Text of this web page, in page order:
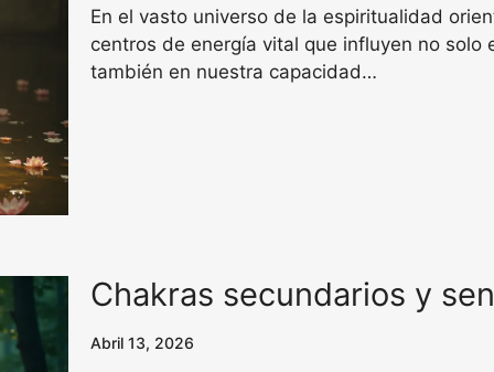
En el vasto universo de la espiritualidad
centros de energía vital que influyen no solo
también en nuestra capacidad…
Chakras secundarios y
Abril 13, 2026